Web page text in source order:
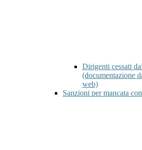
Dirigenti cessati
(documentazione
web)
Sanzioni per mancata